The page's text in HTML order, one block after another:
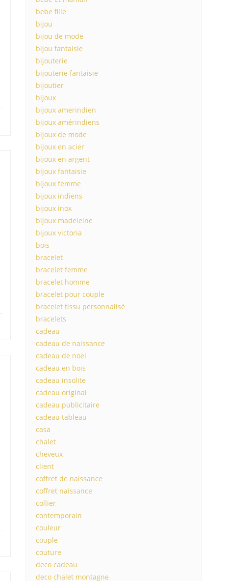
bebe fille
bijou
bijou de mode
bijou fantaisie
bijouterie
bijouterie fantaisie
bijoutier
bijoux
bijoux amerindien
bijoux amérindiens
bijoux de mode
bijoux en acier
bijoux en argent
bijoux fantaisie
bijoux femme
bijoux indiens
bijoux inox
bijoux madeleine
bijoux victoria
bois
bracelet
bracelet femme
bracelet homme
bracelet pour couple
bracelet tissu personnalisé
bracelets
cadeau
cadeau de naissance
cadeau de noel
cadeau en bois
cadeau insolite
cadeau original
cadeau publicitaire
cadeau tableau
casa
chalet
cheveux
client
coffret de naissance
coffret naissance
collier
contemporain
couleur
couple
couture
deco cadeau
deco chalet montagne